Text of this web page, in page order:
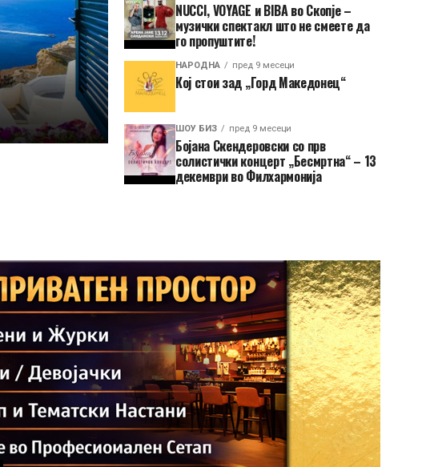
NUCCI, VOYAGE и BIBA во Скопје –
музички спектакл што не смеете да
го пропуштите!
НАРОДНА пред 9 месеци
Кој стои зад „Горд Македонец“
ШОУ БИЗ пред 9 месеци
Бојана Скендеровски со прв
солистички концерт „Бесмртна“ – 13
декември во Филхармонија